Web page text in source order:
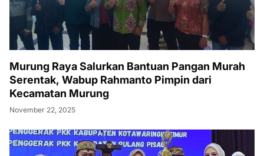
Murung Raya Salurkan Bantuan Pangan Murah
Serentak, Wabup Rahmanto Pimpin dari
Kecamatan Murung
November 22, 2025